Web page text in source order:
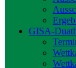
GISA-